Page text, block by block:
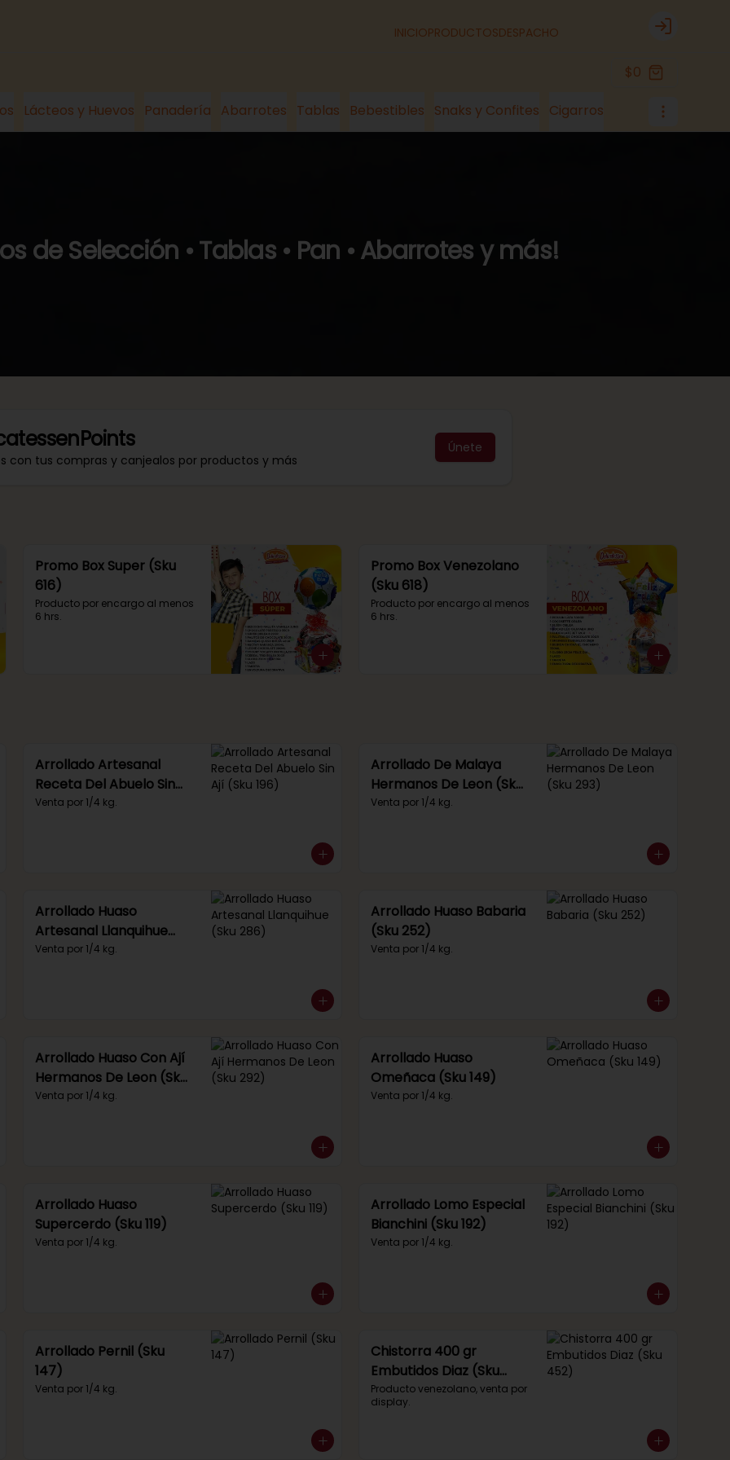
INICIOPRODUCTOSDESPACHO Login
$0
Lácteos y Huevos Panadería Abarrotes Tablas Bebestibles Snaks y Confites Cigarros
de Selección • Tablas • Pan • Abarrotes y más!
con tus compras y canjealos por productos y más
Únete
Promo Box Super (Sku
616)
Producto por encargo al menos
6 hrs.
Promo Box Venezolano
(Sku 618)
Producto por encargo al menos
6 hrs.
Arrollado Artesanal
Receta Del Abuelo Sin
Ají (Sku 196)
Venta por 1/4 kg.
Arrollado De Malaya
Hermanos De Leon (Sku
293)
Venta por 1/4 kg.
Arrollado Huaso
Artesanal Llanquihue
(Sku 286)
Venta por 1/4 kg.
Arrollado Huaso Babaria
(Sku 252)
Venta por 1/4 kg.
Arrollado Huaso Con Ají
Hermanos De Leon (Sku
292)
Venta por 1/4 kg.
Arrollado Huaso
Omeñaca (Sku 149)
Venta por 1/4 kg.
Arrollado Huaso
Supercerdo (Sku 119)
Venta por 1/4 kg.
Arrollado Lomo Especial
Bianchini (Sku 192)
Venta por 1/4 kg.
Arrollado Pernil (Sku
147)
Venta por 1/4 kg.
Chistorra 400 gr
Embutidos Diaz (Sku
452)
Producto venezolano, venta por
display.